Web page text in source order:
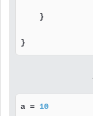
    }
}
a = 10